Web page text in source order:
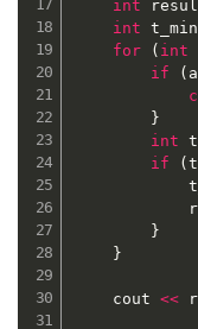
int
int
for
( int
if
( a
}
int
if
(
}
}
	cout
<<